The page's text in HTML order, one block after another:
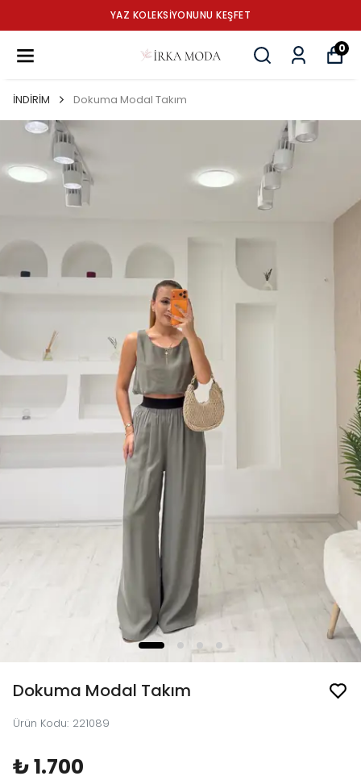
YAZ KOLEKSİYONUNU KEŞFET
0
İNDİRİM Dokuma Modal Takım
Dokuma Modal Takım
Ürün Kodu: 221089
₺ 1.700